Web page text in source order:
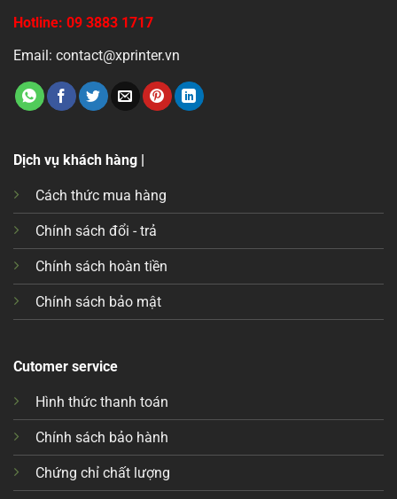
Hotline: 09 3883 1717
Email: contact@xprinter.vn
Dịch vụ khách hàng |
Cách thức mua hàng
Chính sách đổi - trả
Chính sách hoàn tiền
Chính sách bảo mật
Cutomer service
Hình thức thanh toán
Chính sách bảo hành
Chứng chỉ chất lượng